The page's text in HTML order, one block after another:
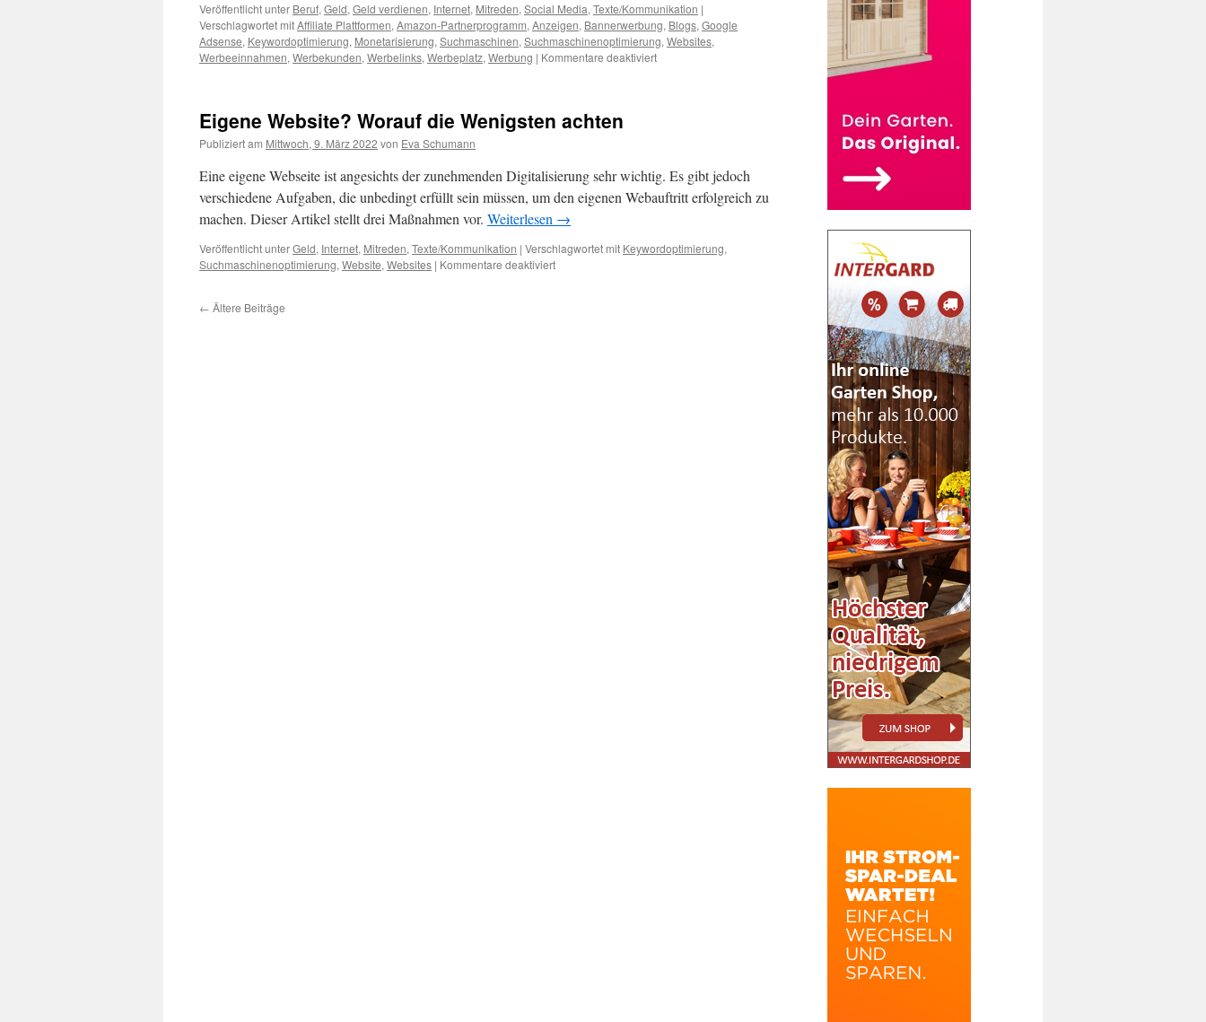
Veröffentlicht unter Beruf, Geld, Geld verdienen, Internet, Mitreden, Social Media, Texte/Kommunikation |
Verschlagwortet mitAffiliate Plattformen, Amazon-Partnerprogramm, Anzeigen, Bannerwerbung, Blogs, Google
Adsense, Keywordoptimierung, Monetarisierung, Suchmaschinen, Suchmaschinenoptimierung, Websites,
Werbeeinnahmen, Werbekunden, Werbelinks, Werbeplatz, Werbung | Kommentare deaktiviert
Eigene Website? Worauf die Wenigsten achten
Publiziert am Mittwoch, 9. März 2022 von Eva Schumann
Eine eigene Webseite ist angesichts der zunehmenden Digitalisierung sehr wichtig. Es gibt jedoch
verschiedene Aufgaben, die unbedingt erfüllt sein müssen, um den eigenen Webauftritt erfolgreich zu
machen. Dieser Artikel stellt drei Maßnahmen vor. Weiterlesen →
Veröffentlicht unterGeld, Internet, Mitreden, Texte/Kommunikation | Verschlagwortet mit Keywordoptimierung,
Suchmaschinenoptimierung, Website, Websites | Kommentare deaktiviert
← Ältere Beiträge